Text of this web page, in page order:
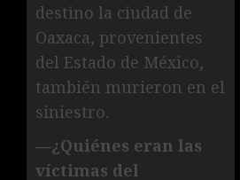
destino la ciudad de
Oaxaca, provenientes
del Estado de México,
también murieron en el
siniestro.
—¿Quiénes eran las
víctimas del